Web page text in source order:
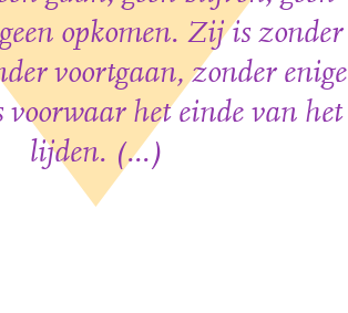
opkomen. Zij is zonder
voortgaan, zonder enige
het einde van het
lijden. (...)